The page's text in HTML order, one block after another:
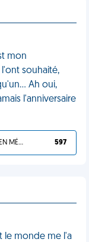
mon
l'ont souhaité,
Ah oui,
l'anniversaire
TU L'AS BIEN MÉRITÉ 597
le monde me l'a